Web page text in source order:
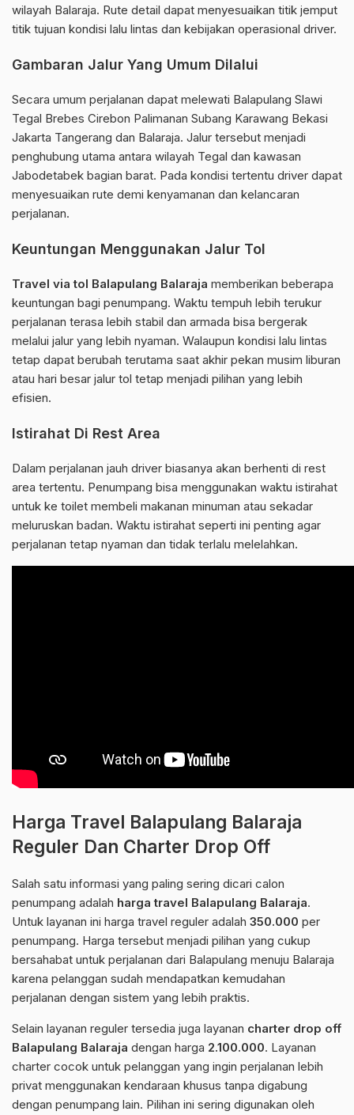
wilayah Balaraja. Rute detail dapat menyesuaikan titik jemput
titik tujuan kondisi lalu lintas dan kebijakan operasional driver.
Gambaran Jalur Yang Umum Dilalui
Secara umum perjalanan dapat melewati Balapulang Slawi
Tegal Brebes Cirebon Palimanan Subang Karawang Bekasi
Jakarta Tangerang dan Balaraja. Jalur tersebut menjadi
penghubung utama antara wilayah Tegal dan kawasan
Jabodetabek bagian barat. Pada kondisi tertentu driver dapat
menyesuaikan rute demi kenyamanan dan kelancaran
perjalanan.
Keuntungan Menggunakan Jalur Tol
Travel via tol Balapulang Balaraja memberikan beberapa
keuntungan bagi penumpang. Waktu tempuh lebih terukur
perjalanan terasa lebih stabil dan armada bisa bergerak
melalui jalur yang lebih nyaman. Walaupun kondisi lalu lintas
tetap dapat berubah terutama saat akhir pekan musim liburan
atau hari besar jalur tol tetap menjadi pilihan yang lebih
efisien.
Istirahat Di Rest Area
Dalam perjalanan jauh driver biasanya akan berhenti di rest
area tertentu. Penumpang bisa menggunakan waktu istirahat
untuk ke toilet membeli makanan minuman atau sekadar
meluruskan badan. Waktu istirahat seperti ini penting agar
perjalanan tetap nyaman dan tidak terlalu melelahkan.
Harga Travel Balapulang Balaraja
Reguler Dan Charter Drop Off
Salah satu informasi yang paling sering dicari calon
penumpang adalah harga travel Balapulang Balaraja.
Untuk layanan ini harga travel reguler adalah 350.000 per
penumpang. Harga tersebut menjadi pilihan yang cukup
bersahabat untuk perjalanan dari Balapulang menuju Balaraja
karena pelanggan sudah mendapatkan kemudahan
perjalanan dengan sistem yang lebih praktis.
Selain layanan reguler tersedia juga layanan charter drop off
Balapulang Balaraja dengan harga 2.100.000. Layanan
charter cocok untuk pelanggan yang ingin perjalanan lebih
privat menggunakan kendaraan khusus tanpa digabung
dengan penumpang lain. Pilihan ini sering digunakan oleh